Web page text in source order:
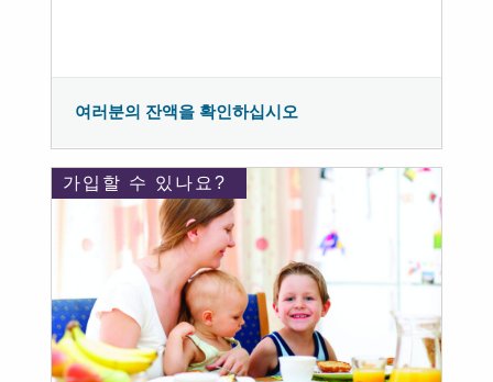
여러분의 잔액을 확인하십시오
가입할 수 있나요?